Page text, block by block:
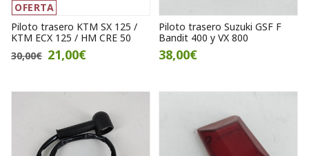
OFERTA
Piloto trasero KTM SX 125 /
KTM ECX 125 / HM CRE 50
30,00€ 21,00€
Piloto trasero Suzuki GSF F
Bandit 400 y VX 800
38,00€